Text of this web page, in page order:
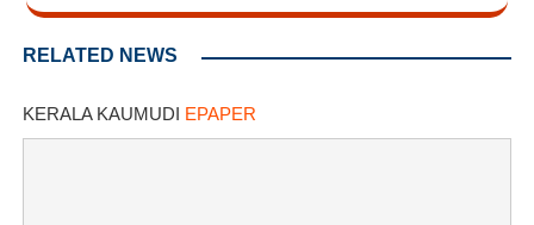
RELATED NEWS
KERALA KAUMUDI EPAPER